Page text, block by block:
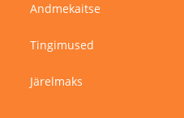
Andmekaitse
Tingimused
Järelmaks